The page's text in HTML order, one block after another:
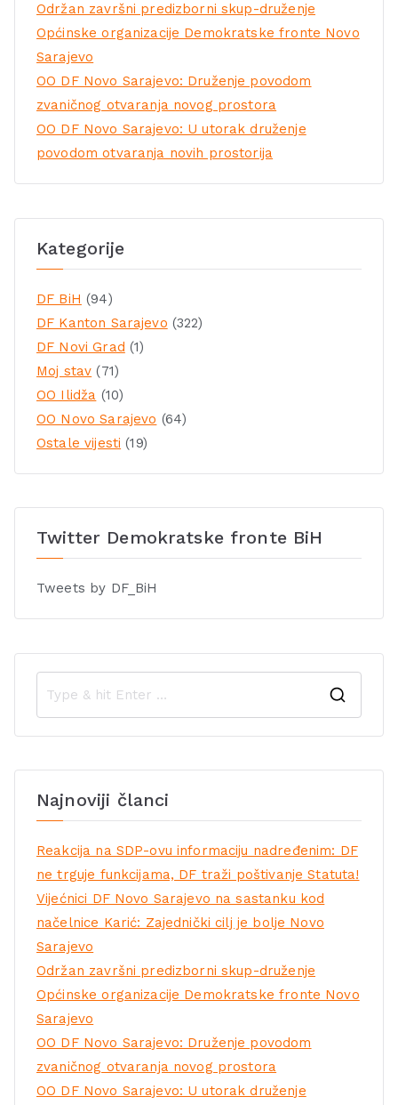
Održan završni predizborni skup-druženje
Općinske organizacije Demokratske fronte Novo
Sarajevo
OO DF Novo Sarajevo: Druženje povodom
zvaničnog otvaranja novog prostora
OO DF Novo Sarajevo: U utorak druženje
povodom otvaranja novih prostorija
Kategorije
DF BiH (94)
DF Kanton Sarajevo (322)
DF Novi Grad (1)
Moj stav (71)
OO Ilidža (10)
OO Novo Sarajevo (64)
Ostale vijesti (19)
Twitter Demokratske fronte BiH
Tweets by DF_BiH
Najnoviji članci
Reakcija na SDP-ovu informaciju nadređenim: DF
ne trguje funkcijama, DF traži poštivanje Statuta!
Vijećnici DF Novo Sarajevo na sastanku kod
načelnice Karić: Zajednički cilj je bolje Novo
Sarajevo
Održan završni predizborni skup-druženje
Općinske organizacije Demokratske fronte Novo
Sarajevo
OO DF Novo Sarajevo: Druženje povodom
zvaničnog otvaranja novog prostora
OO DF Novo Sarajevo: U utorak druženje